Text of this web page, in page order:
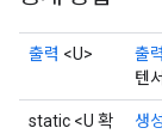
출력 <U> 출력
텐
static <U 확
생